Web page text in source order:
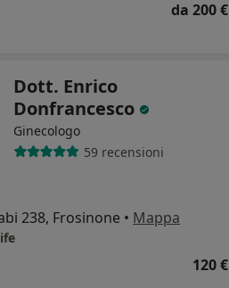
da 200 €
Dott. Enrico
Donfrancesco
Ginecologo
59 recensioni
238, Frosinone • Mappa
120 €